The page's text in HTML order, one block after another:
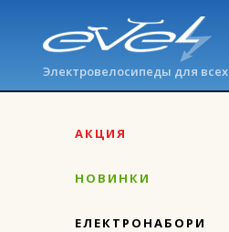
Электровелосипеды для всех
АКЦИЯ
НОВИНКИ
ЕЛЕКТРОНАБОРИ